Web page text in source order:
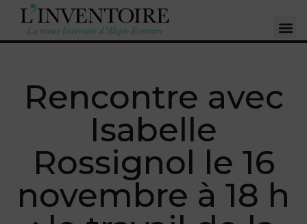
Rencontre avec
Isabelle
Rossignol le 16
novembre à 18 h